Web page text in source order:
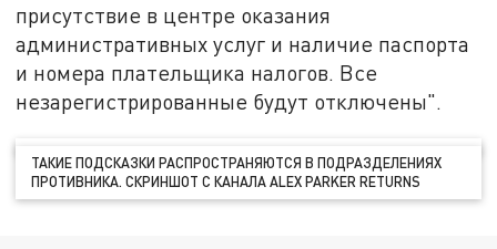
присутствие в центре оказания
административных услуг и наличие паспорта
и номера плательщика налогов. Все
незарегистрированные будут отключены".
ТАКИЕ ПОДСКАЗКИ РАСПРОСТРАНЯЮТСЯ В ПОДРАЗДЕЛЕНИЯХ
ПРОТИВНИКА. СКРИНШОТ С КАНАЛА ALEX PARKER RETURNS